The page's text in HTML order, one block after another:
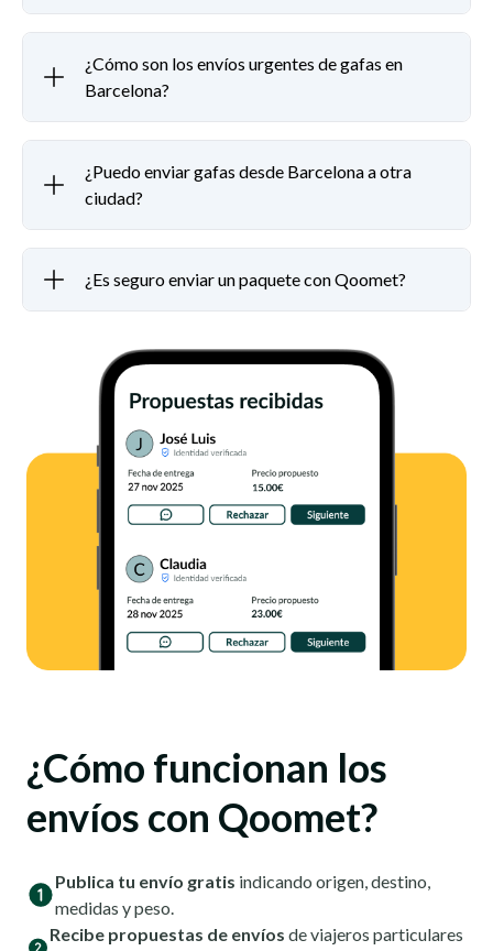
¿Cómo son los envíos urgentes de gafas en
Barcelona?
¿Puedo enviar gafas desde Barcelona a otra
ciudad?
¿Es seguro enviar un paquete con Qoomet?
¿Cómo funcionan los
envíos con Qoomet?
Publica tu envío gratis indicando origen, destino,
medidas y peso.
Recibe propuestas de envíos de viajeros particulares